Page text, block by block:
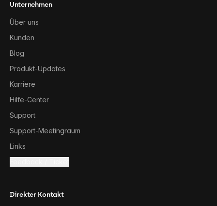
Unternehmen
Über uns
Kunden
Blog
Produkt-Updates
Karriere
Hilfe-Center
Support
Support-Meetingraum
Links
Direkter Kontakt